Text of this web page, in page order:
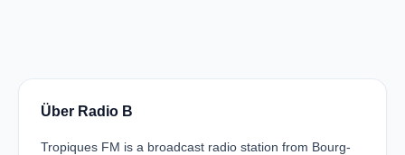
Über Radio B
Tropiques FM is a broadcast radio station from Bourg-